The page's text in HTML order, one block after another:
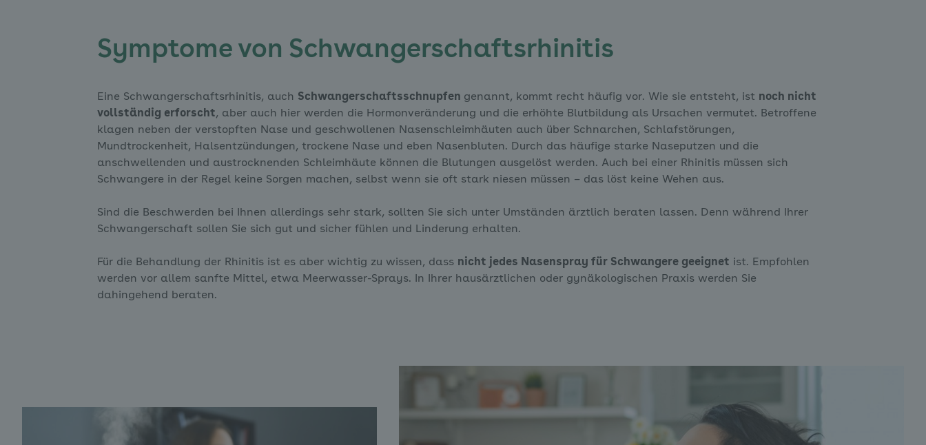
Symptome von Schwangerschaftsrhinitis
Eine Schwangerschaftsrhinitis, auch Schwangerschaftsschnupfen genannt, kommt recht häufig vor. Wie sie entsteht, ist noch nicht
vollständig erforscht, aber auch hier werden die Hormonveränderung und die erhöhte Blutbildung als Ursachen vermutet. Betroffene
klagen neben der verstopften Nase und geschwollenen Nasenschleimhäuten auch über Schnarchen, Schlafstörungen,
Mundtrockenheit, Halsentzündungen, trockene Nase und eben Nasenbluten. Durch das häufige starke Naseputzen und die
anschwellenden und austrocknenden Schleimhäute können die Blutungen ausgelöst werden. Auch bei einer Rhinitis müssen sich
Schwangere in der Regel keine Sorgen machen, selbst wenn sie oft stark niesen müssen – das löst keine Wehen aus.
Sind die Beschwerden bei Ihnen allerdings sehr stark, sollten Sie sich unter Umständen ärztlich beraten lassen. Denn während Ihrer
Schwangerschaft sollen Sie sich gut und sicher fühlen und Linderung erhalten.
Für die Behandlung der Rhinitis ist es aber wichtig zu wissen, dass nicht jedes Nasenspray für Schwangere geeignet ist. Empfohlen
werden vor allem sanfte Mittel, etwa Meerwasser-Sprays. In Ihrer hausärztlichen oder gynäkologischen Praxis werden Sie
dahingehend beraten.